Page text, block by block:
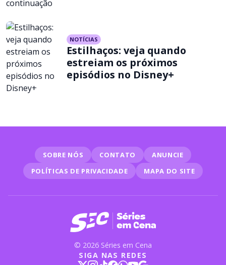
NOTÍCIAS
Estilhaços: veja quando
estreiam os próximos
episódios no Disney+
SOBRE NÓS CONTATO
ANUNCIE
POLÍTICAS DE PRIVACIDADE
MAPA DO SITE
© 2026 Séries em Cena
SIGA NAS REDES